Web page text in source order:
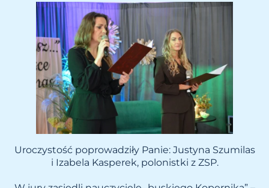
Uroczystość poprowadziły Panie: Justyna Szumilas
i Izabela Kasperek, polonistki z ZSP.